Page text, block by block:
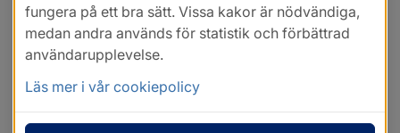
fungera på ett bra sätt. Vissa kakor är nödvändiga,
medan andra används för statistik och förbättrad
användarupplevelse.
Läs mer i vår cookiepolicy